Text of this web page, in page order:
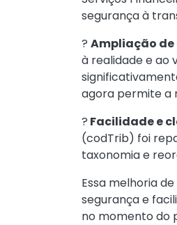
segurança à
? Ampliação
à realidade e ao
agora permite a
? Facilidade e
(codTrib) foi
taxonomia e
Essa melhoria
segurança e
no momento do